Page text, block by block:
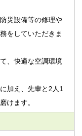
災設備等の修理や
をしていただきま
、快適な空調環境
加え、先輩と2人1
けます。